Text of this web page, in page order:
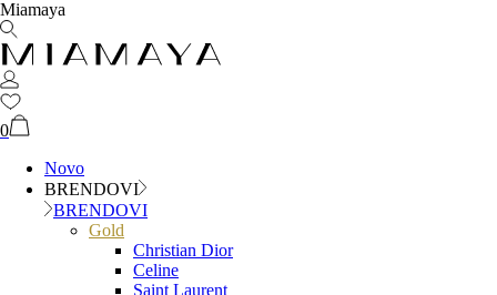
Miamaya
0
Novo
BRENDOVI
BRENDOVI
Gold
Christian Dior
Celine
Saint Laurent